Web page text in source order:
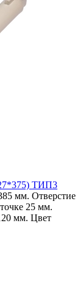
ТИП3
мм. Отверстие
25 мм.
мм. Цвет